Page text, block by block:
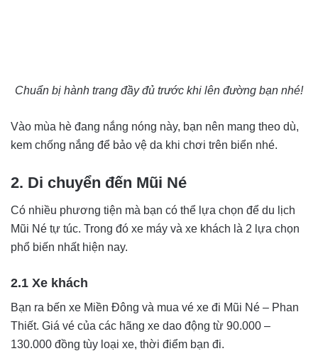
Chuẩn bị hành trang đầy đủ trước khi lên đường bạn nhé!
Vào mùa hè đang nắng nóng này, bạn nên mang theo dù,
kem chống nắng để bảo vệ da khi chơi trên biển nhé.
2. Di chuyển đến Mũi Né
Có nhiều phương tiện mà bạn có thể lựa chọn để du lịch
Mũi Né tự túc. Trong đó xe máy và xe khách là 2 lựa chọn
phổ biến nhất hiện nay.
2.1 Xe khách
Bạn ra bến xe Miền Đông và mua vé xe đi Mũi Né – Phan
Thiết. Giá vé của các hãng xe dao động từ 90.000 –
130.000 đồng tùy loại xe, thời điểm bạn đi.